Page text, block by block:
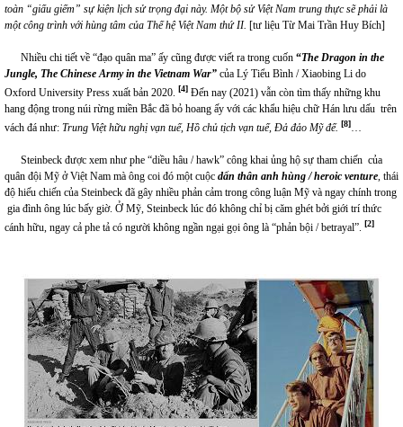
toàn “giấu giếm” sự kiện lịch sử trọng đại này. Một bộ sử Việt Nam trung thực sẽ phải là
một công trình với hùng tâm của Thế hệ Việt Nam thứ II. [tư liệu Từ Mai Trần Huy Bích]
Nhiều chi tiết về “đạo quân ma” ấy cũng được viết ra trong cuốn “The Dragon in the
Jungle, The Chinese Army in the Vietnam War” của Lý Tiểu Bình / Xiaobing Li do
Oxford University Press xuất bản 2020. [4] Đến nay (2021) vẫn còn tìm thấy những khu
hang động trong núi rừng miền Bắc đã bỏ hoang ấy với các khẩu hiệu chữ Hán lưu dấu trên
vách đá như: Trung Việt hữu nghị vạn tuế, Hồ chủ tịch vạn tuế, Đả đảo Mỹ đế. [8]
Steinbeck được xem như phe “diều hâu / hawk” công khai ủng hộ sự tham chiến của
quân đội Mỹ ở Việt Nam mà ông coi đó một cuộc dấn thân anh hùng / heroic venture , thái
độ hiếu chiến của Steinbeck đã gây nhiều phản cảm trong công luận Mỹ và ngay chính trong
gia đình ông lúc bấy giờ. Ở Mỹ, Steinbeck lúc đó không chỉ bị căm ghét bởi giới trí thức
cánh hữu, ngay cả phe tả có người không ngần ngại gọi ông là “phản bội / betrayal”. [2]